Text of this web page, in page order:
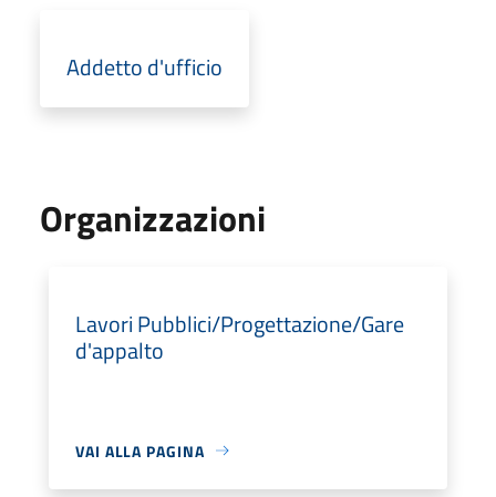
Addetto d'ufficio
Organizzazioni
Lavori Pubblici/Progettazione/Gare
d'appalto
VAI ALLA PAGINA